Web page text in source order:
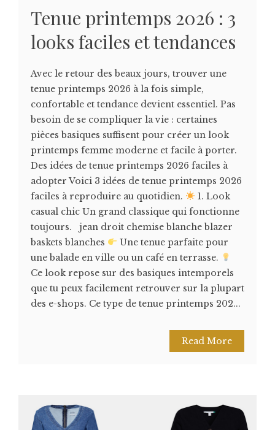
Tenue printemps 2026 : 3
looks faciles et tendances
Avec le retour des beaux jours, trouver une
tenue printemps 2026 à la fois simple,
confortable et tendance devient essentiel. Pas
besoin de se compliquer la vie : certaines
pièces basiques suffisent pour créer un look
printemps femme moderne et facile à porter.
Des idées de tenue printemps 2026 faciles à
adopter Voici 3 idées de tenue printemps 2026
faciles à reproduire au quotidien.
1. Look
casual chic Un grand classique qui fonctionne
toujours. jean droit chemise blanche blazer
baskets blanches
Une tenue parfaite pour
une balade en ville ou un café en terrasse.
Ce look repose sur des basiques intemporels
que tu peux facilement retrouver sur la plupart
des e-shops. Ce type de tenue printemps 202...
Read More